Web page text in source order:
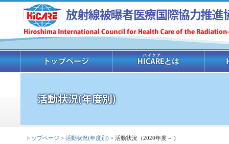
トップページ > 活動状況(年度別) > 活動状況（2020年度～ )